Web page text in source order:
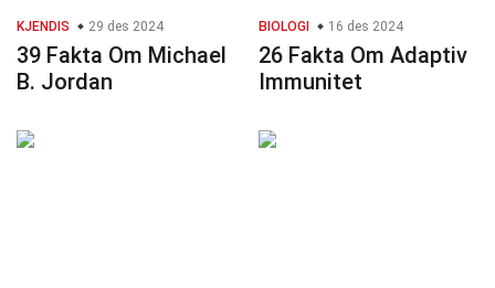
KJENDIS 29 des 2024
39 Fakta Om Michael
B. Jordan
BIOLOGI 16 des 2024
26 Fakta Om Adaptiv
Immunitet